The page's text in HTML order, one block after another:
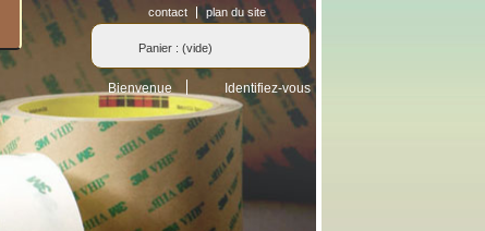
contact plan du site
Panier : (vide)
Bienvenue Identifiez-vous